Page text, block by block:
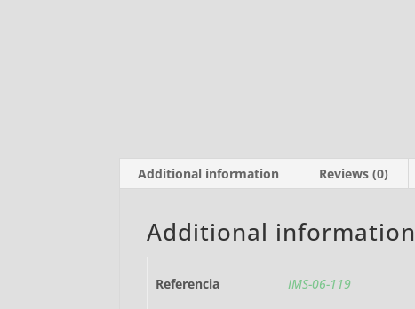
Additional information Reviews (0)
Additional information
Referencia IMS-06-119